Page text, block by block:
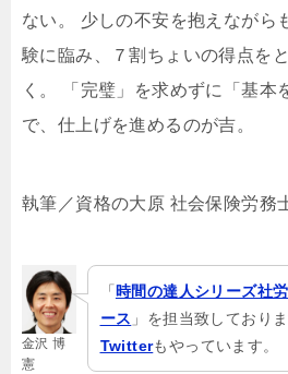
ない。 少しの不安を抱えながら
験に臨み、７割ちょいの得点を
く。 「完璧」を求めずに「基本
で、仕上げを進めるのが吉。
執筆／資格の大原 社会保険労務
金沢 博
憲
「 時間の達人シリーズ社
ース 」を担当致しておりま
Twitterもやっています。